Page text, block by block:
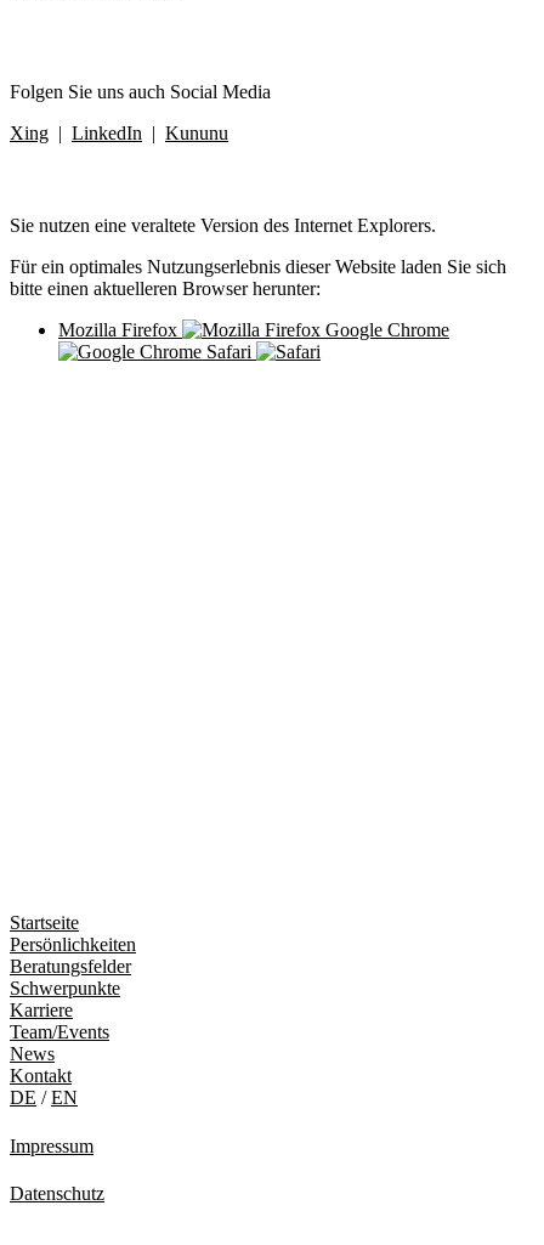
Folgen Sie uns auch Social Media
Xing | LinkedIn | Kununu
Sie nutzen eine veraltete Version des Internet Explorers.
Für ein optimales Nutzungserlebnis dieser Website laden Sie sich
bitte einen aktuelleren Browser herunter:
Mozilla Firefox
Google Chrome
Safari
Startseite
Persönlichkeiten
Beratungsfelder
Schwerpunkte
Karriere
Team/Events
News
Kontakt
DE /EN
Impressum
Datenschutz